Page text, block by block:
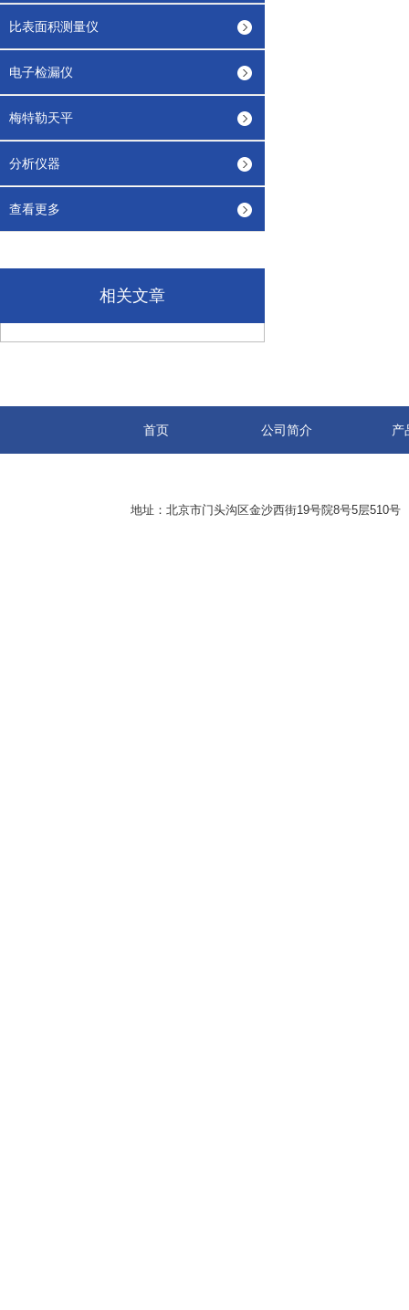
比表面积测量仪
电子检漏仪
梅特勒天平
分析仪器
查看更多
相关文章
首页 公司简介 产
地址：北京市门头沟区金沙西街19号院8号5层510